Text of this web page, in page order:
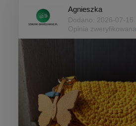
Agnieszka
Dodano: 2026-07-15
Opinia zweryfikowana